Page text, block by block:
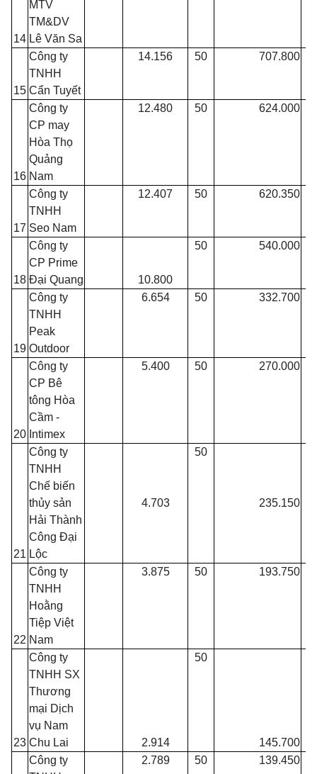
14
MTV
TM&DV
Lê Văn Sa
15
Công ty
TNHH
Cẩn Tuyết
14.156 50 707.800
16
Công ty
CP may
Hòa Thọ
Quảng
Nam
12.480 50 624.000
17
Công ty
TNHH
Seo Nam
12.407 50 620.350
18
Công ty
CP Prime
Đại Quang
10.800
50 540.000
19
Công ty
TNHH
Peak
Outdoor
6.654 50 332.700
20
Công ty
CP Bê
tông Hòa
Cầm -
Intimex
5.400 50 270.000
21
Công ty
TNHH
Chế biến
thủy sản
Hải Thành
Công Đại
Lộc
4.703
50
235.150
22
Công ty
TNHH
Hoằng
Tiệp Việt
Nam
3.875 50 193.750
23
Công ty
TNHH SX
Thương
mại Dịch
vụ Nam
Chu Lai
2.914
50
145.700
Công ty
2.789 50 139.450